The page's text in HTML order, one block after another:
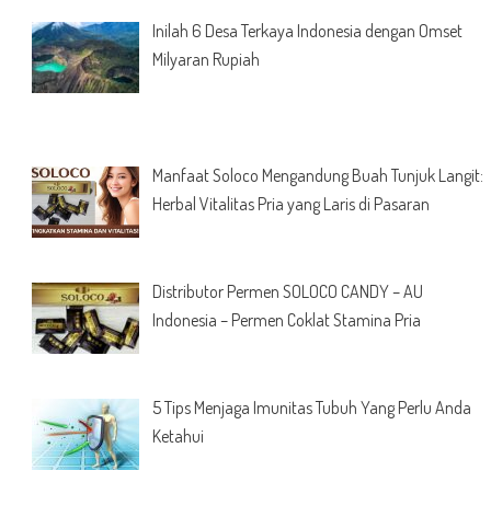
Inilah 6 Desa Terkaya Indonesia dengan Omset
Milyaran Rupiah
Manfaat Soloco Mengandung Buah Tunjuk Langit:
Herbal Vitalitas Pria yang Laris di Pasaran
Distributor Permen SOLOCO CANDY – AU
Indonesia – Permen Coklat Stamina Pria
5 Tips Menjaga Imunitas Tubuh Yang Perlu Anda
Ketahui